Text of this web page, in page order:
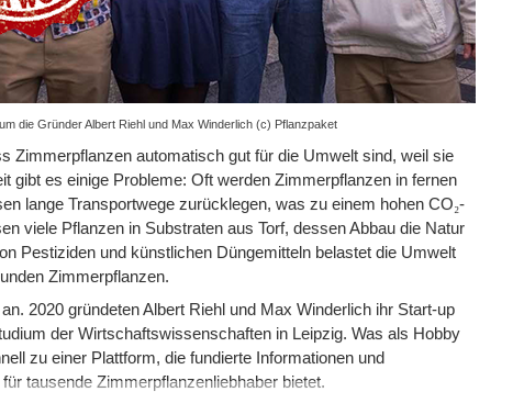
die Gründer Albert Riehl und Max Winderlich (c) Pflanzpaket
Zimmerpflanzen automatisch gut für die Umwelt sind, weil sie
gibt es einige Probleme: Oft werden Zimmerpflanzen in fernen
lange Transportwege zurücklegen, was zu einem hohen CO₂-
viele Pflanzen in Substraten aus Torf, dessen Abbau die Natur
Pestiziden und künstlichen Düngemitteln belastet die Umwelt
Zimmerpflanzen.
2020 gründeten Albert Riehl und Max Winderlich ihr Start-up
der Wirtschaftswissenschaften in Leipzig. Was als Hobby
zu einer Plattform, die fundierte Informationen und
tausende Zimmerpflanzenliebhaber bietet.